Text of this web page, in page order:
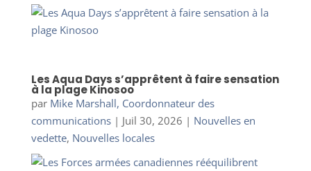
Les Aqua Days s’apprêtent à faire sensation
à la plage Kinosoo
par Mike Marshall, Coordonnateur des
communications| Juil 30, 2026 | Nouvelles en
vedette, Nouvelles locales